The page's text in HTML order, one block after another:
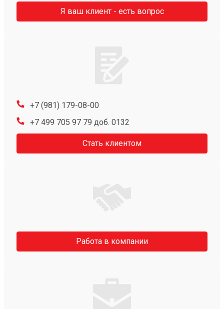
Я ваш клиент - есть вопрос
+7 (981) 179-08-00
+7 499 705 97 79 доб. 0132
Стать клиентом
Работа в компании